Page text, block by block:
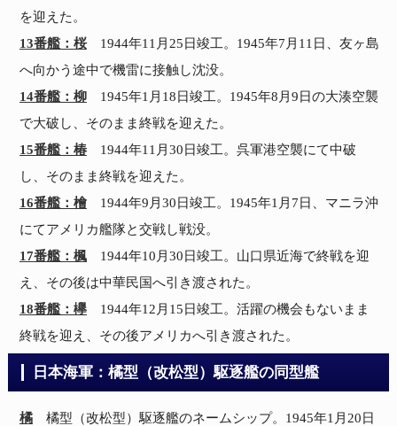
を迎えた。
13番艦：桜1944年11月25日竣工。1945年7月11日、友ヶ島
へ向かう途中で機雷に接触し沈没。
14番艦：柳1945年1月18日竣工。1945年8月9日の大湊空襲
で大破し、そのまま終戦を迎えた。
15番艦：椿1944年11月30日竣工。呉軍港空襲にて中破
し、そのまま終戦を迎えた。
16番艦：檜1944年9月30日竣工。1945年1月7日、マニラ沖
にてアメリカ艦隊と交戦し戦没。
17番艦：楓1944年10月30日竣工。山口県近海で終戦を迎
え、その後は中華民国へ引き渡された。
18番艦：欅1944年12月15日竣工。活躍の機会もないまま
終戦を迎え、その後アメリカへ引き渡された。
日本海軍：橘型（改松型）駆逐艦の同型艦
橘橘型（改松型）駆逐艦のネームシップ。1945年1月20日